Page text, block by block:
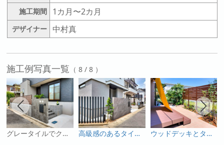
施工期間 1カ月〜2カ月
デザイナー 中村真
施工例写真一覧 （ 8 / 8 ）
グレータイルでクールな印象のオープンエクステリア 高級感のあるタイル門柱 ウッドデッキとタイルテラスの調和、ガーデンスペースの拡張プラン